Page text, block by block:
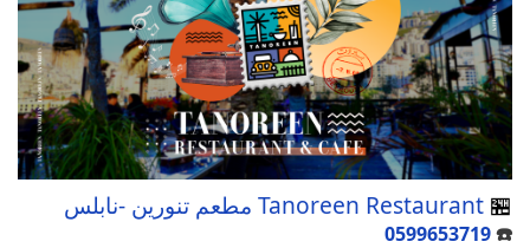
🏪 Tanoreen Restaurant مطعم تنورين -نابلس
☎️
0599653719